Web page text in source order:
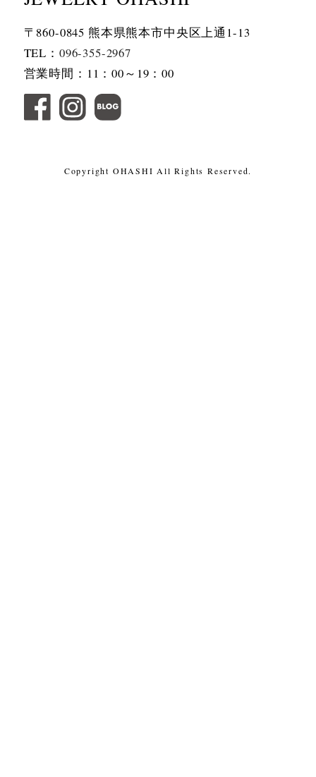
〒860-0845 熊本県熊本市中央区上通1-13
TEL： 096-355-2967
営業時間：11：00～19：00
Copyright OHASHI All Rights Reserved.